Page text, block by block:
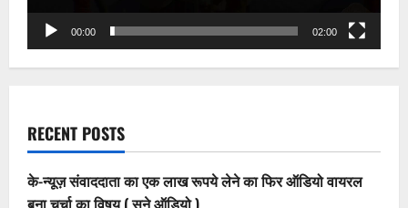
00:00 02:00
RECENT POSTS
के-न्यूज़ संवाददाता का एक लाख रूपये लेने का फिर ऑडियो वायरल
बना चर्चा का विषय ( सुने ऑडियो )